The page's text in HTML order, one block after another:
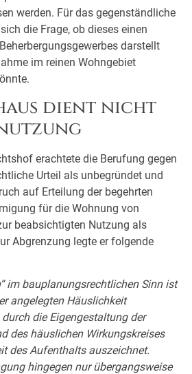
werden. Für das gegenständliche
die Frage, ob dieses einen
darstellt
im reinen Wohngebiet
dient nicht
erachtete die Berufung gegen
Urteil als unbegründet und
auf Erteilung der begehrten
für die Wohnung von
beabsichtigten Nutzung als
Abgrenzung legte er folgende
im bauplanungsrechtlichen Sinn ist
angelegten Häuslichkeit
die Eigengestaltung der
des häuslichen Wirkungskreises
des Aufenthalts auszeichnet.
hingegen nur übergangsweise